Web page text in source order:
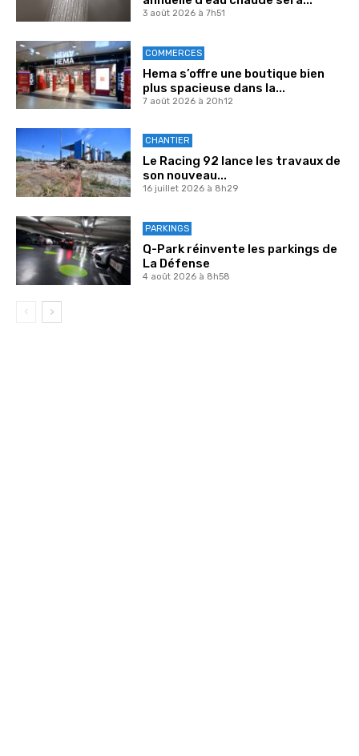
3 août 2026 à 7h51
COMMERCES
Hema s’offre une boutique bien
plus spacieuse dans la...
7 août 2026 à 20h12
CHANTIER
Le Racing 92 lance les travaux de
son nouveau...
16 juillet 2026 à 8h29
PARKINGS
Q-Park réinvente les parkings de
La Défense
4 août 2026 à 8h58